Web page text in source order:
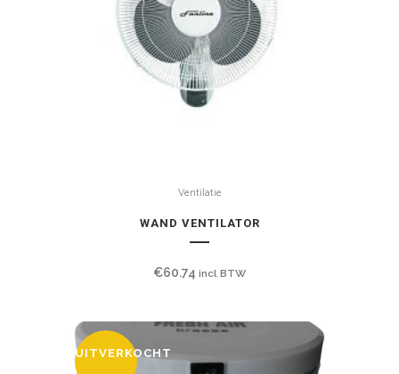
Ventilatie
WAND VENTILATOR
€60.74 incl BTW
UITVERKOCHT